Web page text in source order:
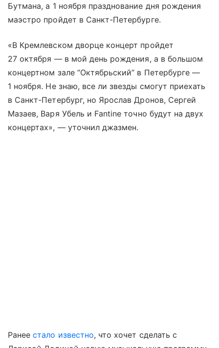
Бутмана, а 1 ноября празднование дня рождения
маэстро пройдет в Санкт-Петербурге.
«В Кремлевском дворце концерт пройдет
27 октября — в мой день рождения, а в большом
концертном зале “Октябрьский” в Петербурге —
1 ноября. Не знаю, все ли звезды смогут приехать
в Санкт-Петербург, но Ярослав Дронов, Сергей
Мазаев, Варя Убель и Fantine точно будут на двух
концертах», — уточнил джазмен.
Ранеестало известно, что хочет сделать с